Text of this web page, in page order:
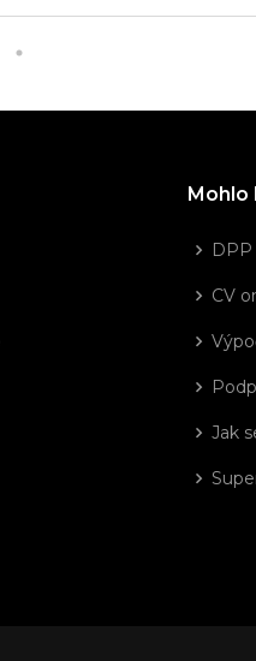
Mohlo
CV
Jak